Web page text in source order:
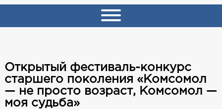
Открытый фестиваль-конкурс
старшего поколения «Комсомол
— не просто возраст, Комсомол —
моя судьба»